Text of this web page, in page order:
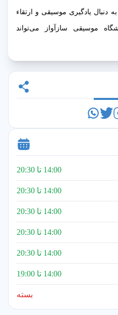
یادگیری موسیقی و ارتقاء
موسیقی سازآواز می‌تواند
14:00 تا 20:30
14:00 تا 20:30
14:00 تا 20:30
14:00 تا 20:30
14:00 تا 20:30
14:00 تا 19:00
بسته